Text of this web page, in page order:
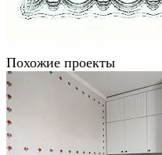
Похожие проекты